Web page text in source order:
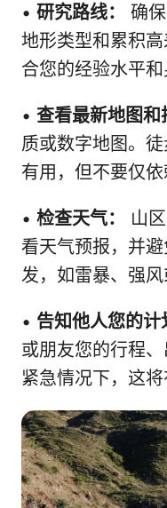
• 研究路线：
确
地形类型和累积
合您的经验水平和
• 查看最新地图和
质或数字地图。
有用，但不要仅依
• 检查天气：
山
看天气预报，并
发，如雷暴、强风
• 告知他人您的计
或朋友您的行程
紧急情况下，这将